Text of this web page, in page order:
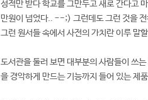
성적만 받다 학교를 그만두고 새로 간다고
만원이 넘었다.. --;) 그런데도 그런 것을 전
그런 원서들 속에서 사전의 가치란 이루 말
도서관을 둘러 보면 대부분의 사람들이 쓰
을 경악하게 만드는 기능까지 들어 있는 제